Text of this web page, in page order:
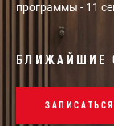
программы - 11
БЛИЖАЙШИЕ